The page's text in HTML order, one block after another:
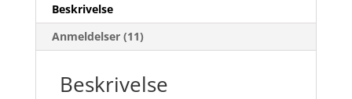
Beskrivelse
Anmeldelser (11)
Beskrivelse